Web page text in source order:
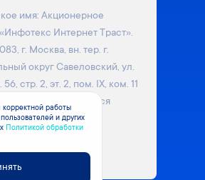
имя: Акционерное
Интернет Траст».
г. Москва, вн. тер. г.
округ Савеловский, ул.
стр. 2, эт. 2, пом. IX, ком. 11
на сайте не является
Уточняйте
цены на товары у
компании
работы
и других
Политикой обработки